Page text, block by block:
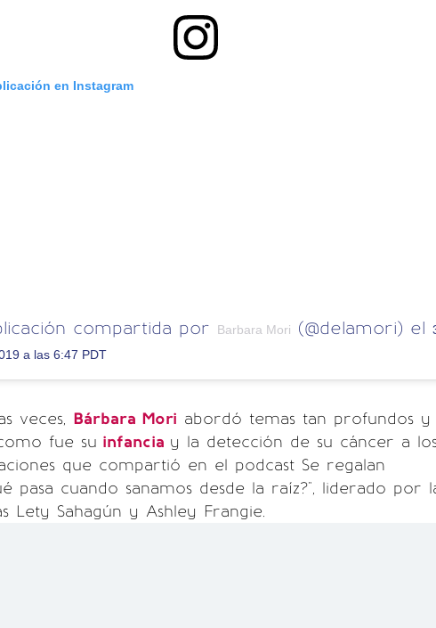
en Instagram
compartida por Barbara Mori (@delamori) el
a las 6:47 PDT
veces, Bárbara Mori abordó temas tan profundos y
fue su infancia y la detección de su cáncer a
que compartió en el podcast Se regalan
pasa cuando sanamos desde la raíz?", liderado por
Lety Sahagún y Ashley Frangie.